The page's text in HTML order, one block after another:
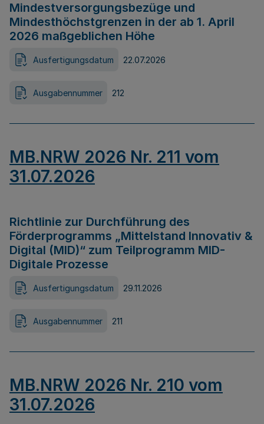
Mindestversorgungsbezüge und
Mindesthöchstgrenzen in der ab 1. April
2026 maßgeblichen Höhe
Ausfertigungsdatum 22.07.2026
Ausgabennummer 212
MB.NRW 2026 Nr. 211 vom
31.07.2026
Richtlinie zur Durchführung des
Förderprogramms „Mittelstand Innovativ &
Digital (MID)“ zum Teilprogramm MID-
Digitale Prozesse
Ausfertigungsdatum 29.11.2026
Ausgabennummer 211
MB.NRW 2026 Nr. 210 vom
31.07.2026